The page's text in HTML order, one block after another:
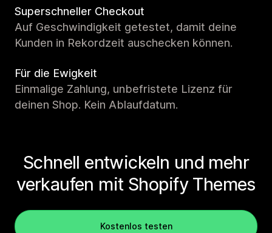
Superschneller Checkout
Auf Geschwindigkeit getestet, damit deine
Kunden in Rekordzeit auschecken können.
Für die Ewigkeit
Einmalige Zahlung, unbefristete Lizenz für
deinen Shop. Kein Ablaufdatum.
Schnell entwickeln und mehr
verkaufen mit Shopify Themes
Kostenlos testen